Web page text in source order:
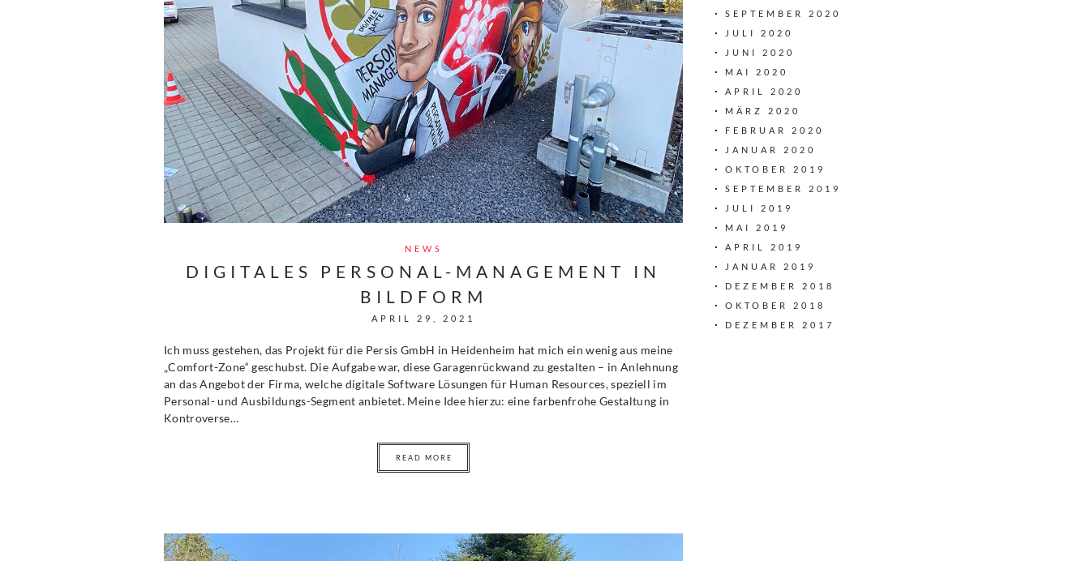
NEWS
DIGITALES PERSONAL-MANAGEMENT IN
BILDFORM
APRIL 29, 2021
Ich muss gestehen, das Projekt für die Persis GmbH in Heidenheim hat mich ein wenig aus meine
„Comfort-Zone“ geschubst. Die Aufgabe war, diese Garagenrückwand zu gestalten – in Anlehnung
an das Angebot der Firma, welche digitale Software Lösungen für Human Resources, speziell im
Personal- und Ausbildungs-Segment anbietet. Meine Idee hierzu: eine farbenfrohe Gestaltung in
Kontroverse…
READ MORE
SEPTEMBER 2020
JULI 2020
JUNI 2020
MAI 2020
APRIL 2020
MÄRZ 2020
FEBRUAR 2020
JANUAR 2020
OKTOBER 2019
SEPTEMBER 2019
JULI 2019
MAI 2019
APRIL 2019
JANUAR 2019
DEZEMBER 2018
OKTOBER 2018
DEZEMBER 2017